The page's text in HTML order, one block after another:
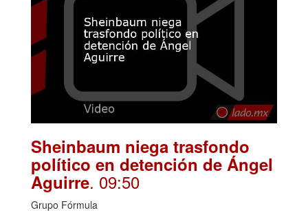
Sheinbaum niega trasfondo
político en detención de Ángel
Aguirre. 09:50
Grupo Fórmula